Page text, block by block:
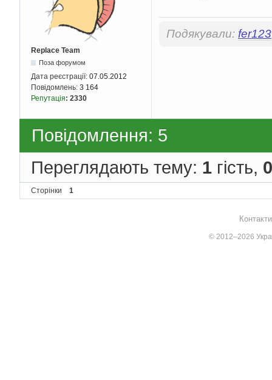
Replace Team
Поза форумом
Дата реєстрації: 07.05.2012
Повідомлень: 3 164
Репутація: 2330
Подякували: fer123
Повідомлення: 5
Переглядають тему: 1 гість, 0
Сторінки 1
© 2012–2026